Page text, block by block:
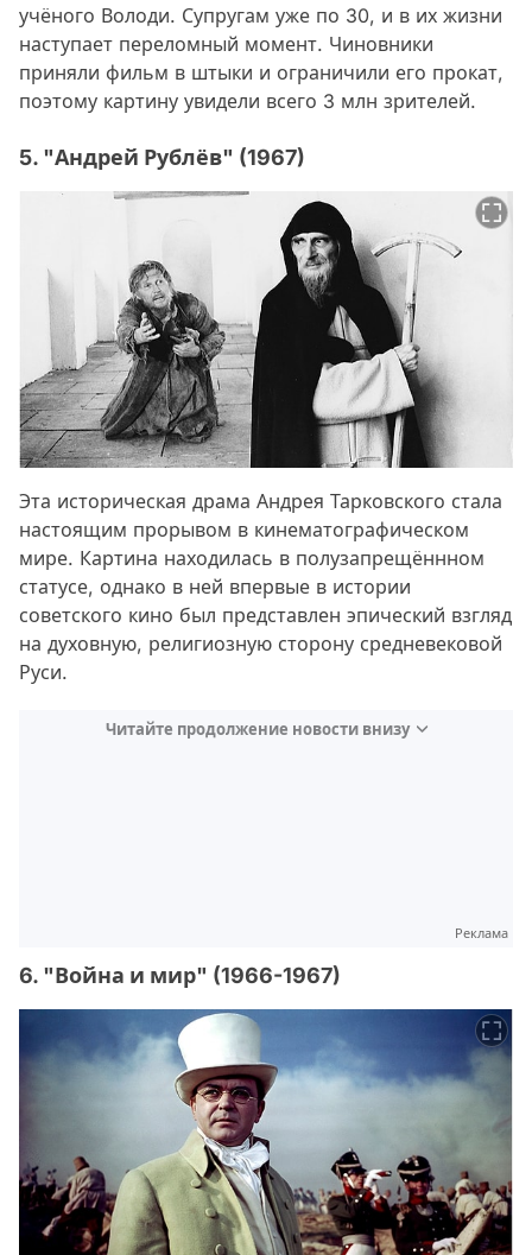
учёного Володи. Супругам уже по 30, и в их жизни
наступает переломный момент. Чиновники
приняли фильм в штыки и ограничили его прокат,
поэтому картину увидели всего 3 млн зрителей.
5. "Андрей Рублёв" (1967)
Эта историческая драма Андрея Тарковского стала
настоящим прорывом в кинематографическом
мире. Картина находилась в полузапрещённном
статусе, однако в ней впервые в истории
советского кино был представлен эпический взгляд
на духовную, религиозную сторону средневековой
Руси.
Читайте продолжение новости внизу
Реклама
6. "Война и мир" (1966-1967)